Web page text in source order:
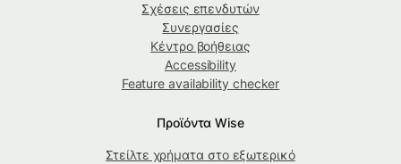
Σχέσεις επενδυτών
Συνεργασίες
Κέντρο βοήθειας
Accessibility
Feature availability checker
Προϊόντα Wise
Στείλτε χρήματα στο εξωτερικό